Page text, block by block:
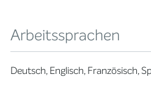
Arbeitssprachen
Deutsch, Englisch, Französisch,